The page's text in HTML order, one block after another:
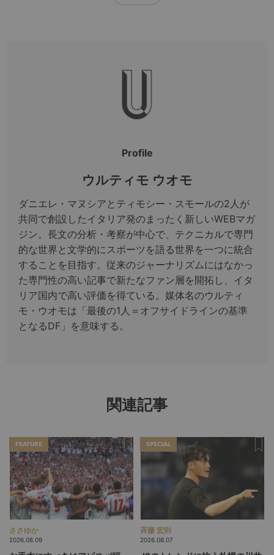
Profile
ウルティモ ウオモ
ダニエレ・マヌシアとティモシー・スモールの2人が
共同で創設したイタリア発のまったく新しいWEBマガ
ジン。長文の分析・考察が中心で、テクニカルで専門
的な世界と文学的にスポーツを語る世界を一つに統合
することを目指す。従来のジャーナリズムにはなかっ
た専門性の高い記事で新たなファン層を開拓し、イタ
リア国内で高い評価を得ている。媒体名のウルティ
モ・ウオモは「最後の1人＝オフサイドラインの基準
となるDF」を意味する。
関連記事
FEATURE
ささゆか
2026.08.09
SPECIAL
斉藤 宏則
2026.08.07